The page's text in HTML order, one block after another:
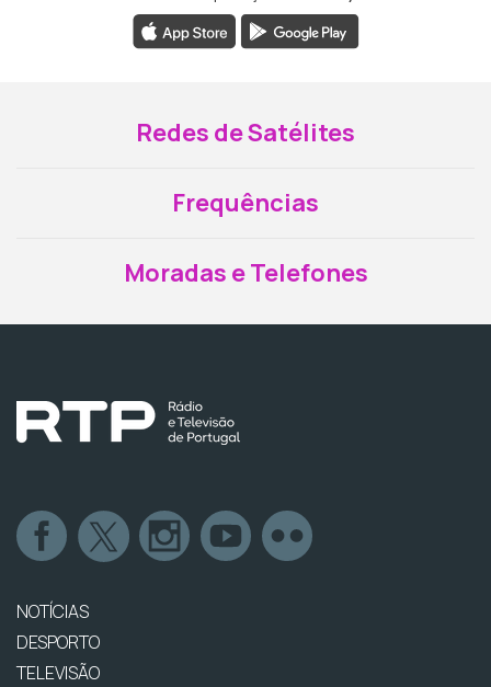
Redes de Satélites
Frequências
Moradas e Telefones
NOTÍCIAS
DESPORTO
TELEVISÃO